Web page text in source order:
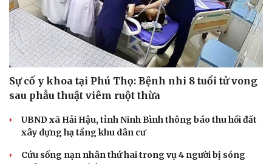
Sự cố y khoa tại Phú Thọ: Bệnh nhi 8 tuổi tử vong
sau phẫu thuật viêm ruột thừa
UBND xã Hải Hậu, tỉnh Ninh Bình thông báo thu hồi đất
xây dựng hạ tầng khu dân cư
Cứu sống nạn nhân thứ hai trong vụ 4 người bị sóng